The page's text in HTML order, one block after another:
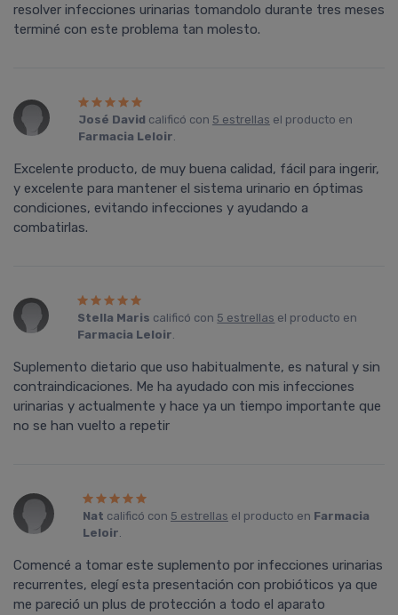
resolver infecciones urinarias tomandolo durante tres meses
terminé con este problema tan molesto.
José David calificó con 5 estrellas el producto en
Farmacia Leloir.
Excelente producto, de muy buena calidad, fácil para ingerir,
y excelente para mantener el sistema urinario en óptimas
condiciones, evitando infecciones y ayudando a
combatirlas.
Stella Maris calificó con 5 estrellas el producto en
Farmacia Leloir.
Suplemento dietario que uso habitualmente, es natural y sin
contraindicaciones. Me ha ayudado con mis infecciones
urinarias y actualmente y hace ya un tiempo importante que
no se han vuelto a repetir
Nat calificó con 5 estrellas el producto en Farmacia
Leloir.
Comencé a tomar este suplemento por infecciones urinarias
recurrentes, elegí esta presentación con probióticos ya que
me pareció un plus de protección a todo el aparato